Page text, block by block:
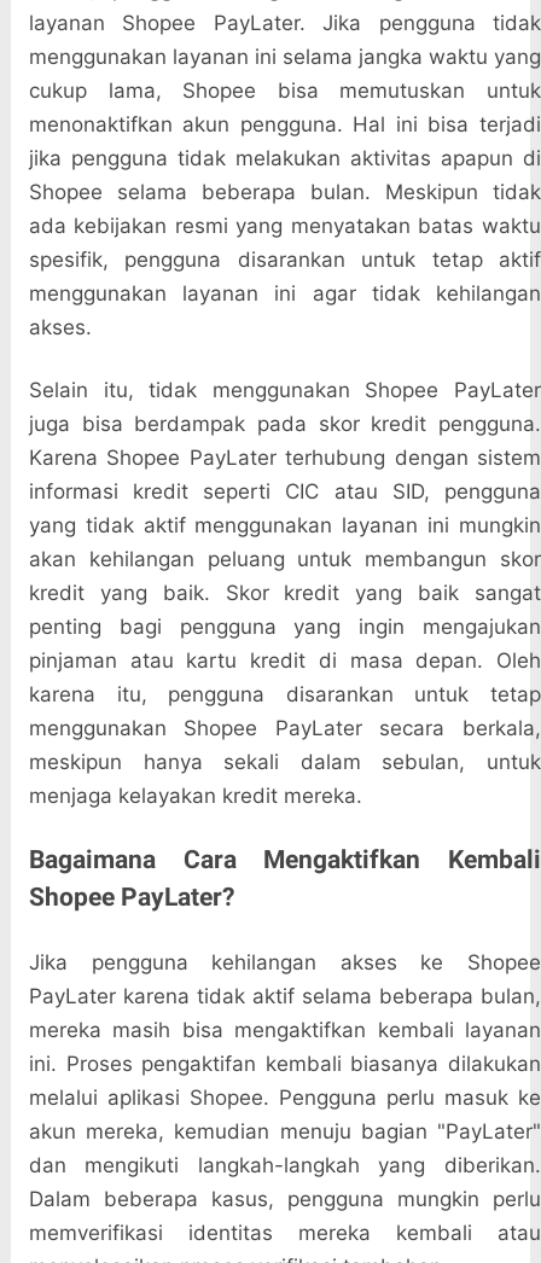
layanan Shopee PayLater. Jika pengguna tidak
menggunakan layanan ini selama jangka waktu yang
cukup lama, Shopee bisa memutuskan untuk
menonaktifkan akun pengguna. Hal ini bisa terjadi
jika pengguna tidak melakukan aktivitas apapun di
Shopee selama beberapa bulan. Meskipun tidak
ada kebijakan resmi yang menyatakan batas waktu
spesifik, pengguna disarankan untuk tetap aktif
menggunakan layanan ini agar tidak kehilangan
akses.
Selain itu, tidak menggunakan Shopee PayLater
juga bisa berdampak pada skor kredit pengguna.
Karena Shopee PayLater terhubung dengan sistem
informasi kredit seperti CIC atau SID, pengguna
yang tidak aktif menggunakan layanan ini mungkin
akan kehilangan peluang untuk membangun skor
kredit yang baik. Skor kredit yang baik sangat
penting bagi pengguna yang ingin mengajukan
pinjaman atau kartu kredit di masa depan. Oleh
karena itu, pengguna disarankan untuk tetap
menggunakan Shopee PayLater secara berkala,
meskipun hanya sekali dalam sebulan, untuk
menjaga kelayakan kredit mereka.
Bagaimana Cara Mengaktifkan Kembali
Shopee PayLater?
Jika pengguna kehilangan akses ke Shopee
PayLater karena tidak aktif selama beberapa bulan,
mereka masih bisa mengaktifkan kembali layanan
ini. Proses pengaktifan kembali biasanya dilakukan
melalui aplikasi Shopee. Pengguna perlu masuk ke
akun mereka, kemudian menuju bagian "PayLater"
dan mengikuti langkah-langkah yang diberikan.
Dalam beberapa kasus, pengguna mungkin perlu
memverifikasi identitas mereka kembali atau